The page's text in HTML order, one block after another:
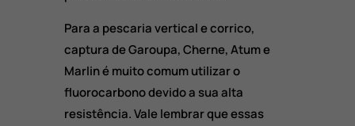
Para a pescaria vertical e corrico,
captura de Garoupa, Cherne, Atum e
Marlin é muito comum utilizar o
fluorocarbono devido a sua alta
resistência. Vale lembrar que essas